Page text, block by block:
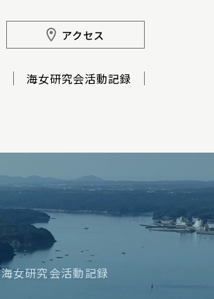
アクセス
海女研究会活動記録
海女研究会活動記録